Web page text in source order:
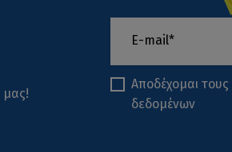
μας!
Αποδέχομαι τους
δεδομένων